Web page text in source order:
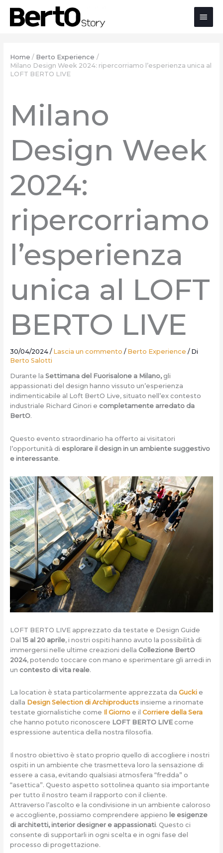
contenuto
navigazione
contenuto
Home
Berto Experience
Milano Design Week 2024: ripercorriamo l’esperienza unica al
LOFT BERTO LIVE
Milano
Design Week
2024:
ripercorriamo
l’esperienza
unica al LOFT
BERTO LIVE
30/04/2024 / Lascia un commento / Berto Experience / Di
Berto Salotti
Durante la Settimana del Fuorisalone a Milano,gli
appassionati del design hanno vissuto un’esperienza
indimenticabile al Loft BertO Live, situato nell’ex contesto
industriale Richard Ginori e completamente arredato da
BertO.
Questo evento straordinario ha offerto ai visitatori
l’opportunità di esplorare il design in un ambiente suggestivo
e interessante.
LOFT BERTO LIVE apprezzato da testate e Design Guide
Dal15 al 20 aprile, i nostri ospiti hanno avuto la possibilità di
immergersi nelle ultime creazioni della Collezione BertO
2024, potendo toccare con mano e sperimentare gli arredi in
un contesto di vita reale.
La location è stata particolarmente apprezzata da Guckie
dalla Design Selection di Archiproductsinsieme a rinomate
testate giornalistiche come Il Giornoe il Corriere della Sera
che hanno potuto riconoscere LOFT BERTO LIVEcome
espressione autentica della nostra filosofia.
Il nostro obiettivo è stato proprio quello di accogliere i nostri
ospiti in un ambiente che trasmetteva loro la sensazione di
essere a casa, evitando qualsiasi atmosfera “fredda” o
“asettica”. Questo aspetto sottolinea quanto sia importante
per tutto il nostro team il rapporto con il cliente.
Attraverso l’ascolto e la condivisione in un ambiente caloroso
e accogliente, possiamo comprendere appieno le esigenze
di architetti, interior designer e appassionati. Questo ci
consente di supportarli in ogni scelta e in ogni fase del
processo di progettazione.